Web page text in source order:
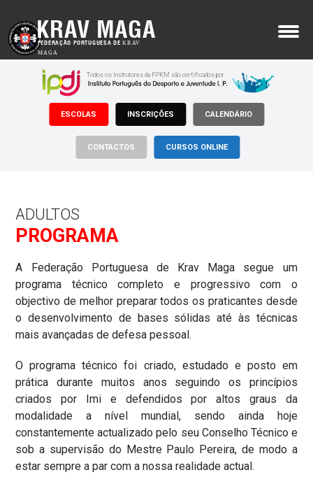
KRAV MAGA
FEDERAÇÃO PORTUGUESA DEKRAV
MAGA
Sobre Nós
Krav Maga
Onde Treinar
Inscrições
Documentos
Contactos
Todos os Instrutores da FPKM são certificados por
ESCOLAS INSCRIÇÕES CALENDÁRIO
CONTACTOS CURSOS ONLINE
ADULTOS
PROGRAMA
A Federação Portuguesa de Krav Maga segue um
programa técnico completo e progressivo com o
objectivo de melhor preparar todos os praticantes desde
o desenvolvimento de bases sólidas até às técnicas
mais avançadas de defesa pessoal.
O programa técnico foi criado, estudado e posto em
prática durante muitos anos seguindo os princípios
criados por Imi e defendidos por altos graus da
modalidade a nível mundial, sendo ainda hoje
constantemente actualizado pelo seu Conselho Técnico e
sob a supervisão do Mestre Paulo Pereira, de modo a
estar sempre a par com a nossa realidade actual.